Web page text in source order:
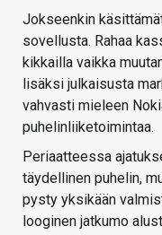
Jokseenkin
sovellusta. Rahaa
kikkailla vaikka
lisäksi julkaisusta
vahvasti mieleen
puhelinliiketoimintaa.
Periaatteessa
täydellinen puhelin,
pysty yksikään
looginen jatkumo